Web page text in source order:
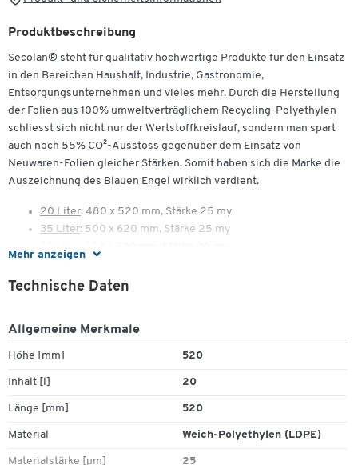
Mehr anzeigen
Produktbeschreibung
Secolan® steht für qualitativ hochwertige Produkte für den Einsatz
in den Bereichen Haushalt, Industrie, Gastronomie,
Entsorgungsunternehmen und vieles mehr. Durch die Herstellung
der Folien aus 100% umweltverträglichem Recycling-Polyethylen
schliesst sich nicht nur der Wertstoffkreislauf, sondern man spart
auch noch 55% CO²-Ausstoss gegenüber dem Einsatz von
Neuwaren-Folien gleicher Stärken. Somit haben sich die Marke die
Auszeichnung des Blauen Engel wirklich verdient.
20 Liter: 480 x 520 mm, Stärke 25 my
35 Liter: 500 x 620 mm, Stärke 25 my
60 Liter
Technische Daten
Allgemeine Merkmale
Höhe [mm] 520
Inhalt [l] 20
Länge [mm] 520
Material Weich-Polyethylen (LDPE)
Materialstärke [µm] 25